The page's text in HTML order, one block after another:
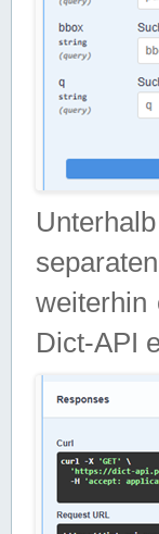
weiterhin
Dict-API